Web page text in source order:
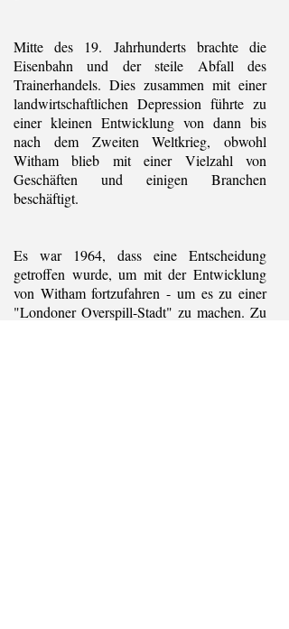
Mitte des 19. Jahrhunderts brachte die
Eisenbahn und der steile Abfall des
Trainerhandels. Dies zusammen mit einer
landwirtschaftlichen Depression führte zu
einer kleinen Entwicklung von dann bis
nach dem Zweiten Weltkrieg, obwohl
Witham blieb mit einer Vielzahl von
Geschäften und einigen Branchen
beschäftigt.
Es war 1964, dass eine Entscheidung
getroffen wurde, um mit der Entwicklung
von Witham fortzufahren - um es zu einer
"Londoner Overspill-Stadt" zu machen. Zu